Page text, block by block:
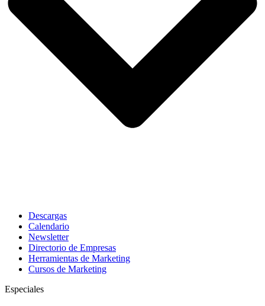
Descargas
Calendario
Newsletter
Directorio de Empresas
Herramientas de Marketing
Cursos de Marketing
Especiales